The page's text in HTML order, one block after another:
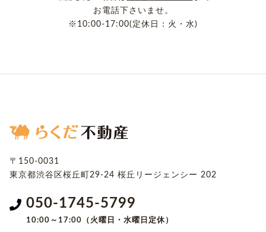
お電話下さいませ。
※10:00-17:00(定休日：火・水)
〒150-0031
東京都渋谷区桜丘町29-24 桜丘リージェンシー 202
050-1745-5799
10:00～17:00（火曜日・水曜日定休）